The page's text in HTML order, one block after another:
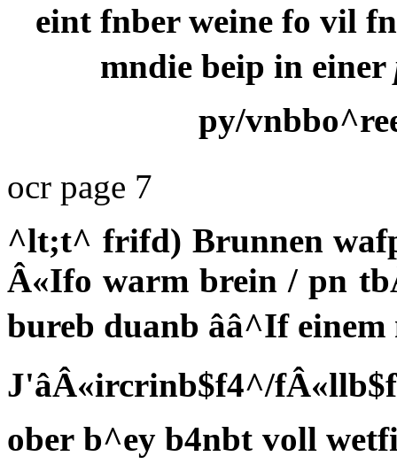
eint fnber weine fo vil
mndie beip in einer
py/
ocr page 7
^lt;t^ frifd) Brunnen
Â«Ifo warm brein / pn
bureb duanb ââ^If
J'âÂ«ircrinb$f4^/
ober b^ey b4nbt voll